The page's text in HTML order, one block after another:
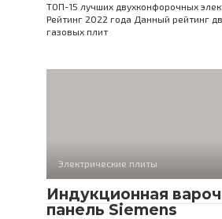
ТОП-15 лучших двухконфорочных
Рейтинг 2022 года Данный рейтинг
газовых плит
Электрические плиты
Индукционная
панель Siemens